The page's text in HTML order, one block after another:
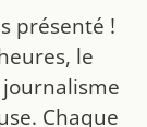
présenté !
le
Chaque